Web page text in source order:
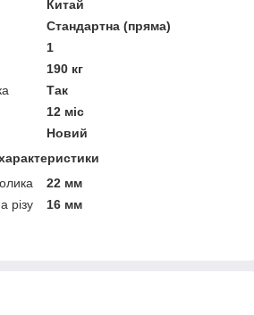
Китай
Стандартна (пряма)
1
190 кг
Так
12 міс
Новий
22 мм
різу
16 мм